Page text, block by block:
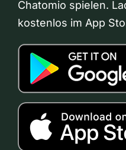
Chatomio spielen.
kostenlos im App